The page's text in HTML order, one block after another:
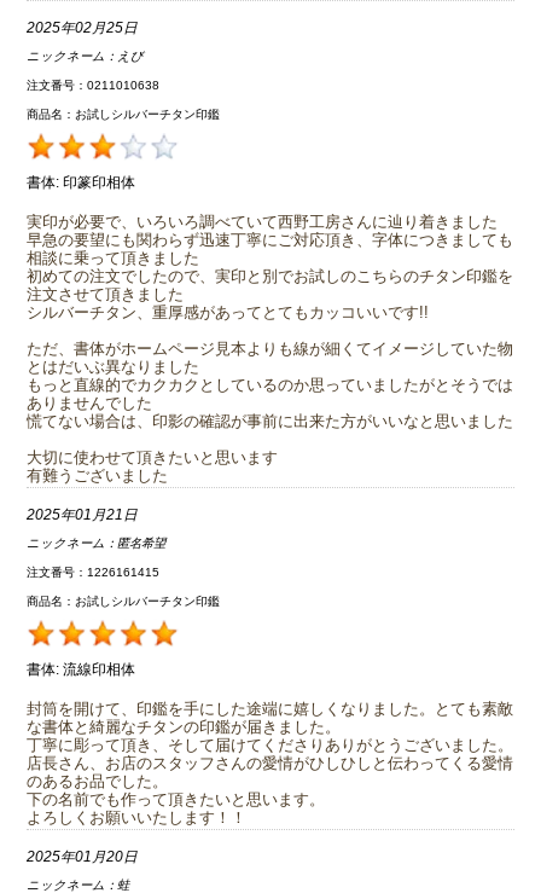
2025年02月25日
ニックネーム： えび
注文番号：0211010638
商品名：お試しシルバーチタン印鑑
書体: 印篆印相体
実印が必要で、いろいろ調べていて西野工房さんに辿り着きました
早急の要望にも関わらず迅速丁寧にご対応頂き、字体につきましても
相談に乗って頂きました
初めての注文でしたので、実印と別でお試しのこちらのチタン印鑑を
注文させて頂きました
シルバーチタン、重厚感があってとてもカッコいいです!!
ただ、書体がホームページ見本よりも線が細くてイメージしていた物
とはだいぶ異なりました
もっと直線的でカクカクとしているのか思っていましたがとそうでは
ありませんでした
慌てない場合は、印影の確認が事前に出来た方がいいなと思いました
大切に使わせて頂きたいと思います
有難うございました
2025年01月21日
ニックネーム： 匿名希望
注文番号：1226161415
商品名：お試しシルバーチタン印鑑
書体: 流線印相体
封筒を開けて、印鑑を手にした途端に嬉しくなりました。とても素敵
な書体と綺麗なチタンの印鑑が届きました。
丁寧に彫って頂き、そして届けてくださりありがとうございました。
店長さん、お店のスタッフさんの愛情がひしひしと伝わってくる愛情
のあるお品でした。
下の名前でも作って頂きたいと思います。
よろしくお願いいたします！！
2025年01月20日
ニックネーム： 蛙